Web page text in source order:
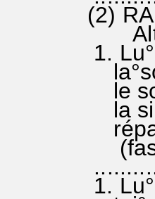
(2)
1.
le
la
1.